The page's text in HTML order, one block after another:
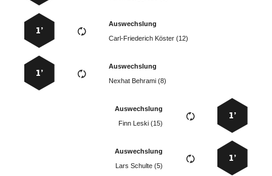
Auswechslung
  
1’
Auswechslung
  
1’
1’
Auswechslung
  
1’
Auswechslung
  